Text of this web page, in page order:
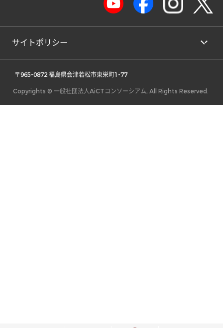
サイトポリシー
〒965-0872 福島県会津若松市東栄町1-77
Copyrights © 一般社団法人AiCTコンソーシアム, All Rights Reserved.